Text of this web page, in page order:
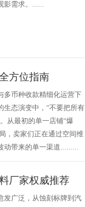
影需求。......
方位指南
多币种收款精细化运营下
生态演变中，“不要把所有
从最初的单一店铺“爆
，卖家们正在通过空间维
动带来的单一渠道.........
厂家权威推荐
发广泛，从蚀刻标牌到汽